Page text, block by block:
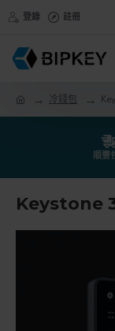
登錄 註冊
冷錢包
順豐
Keystone